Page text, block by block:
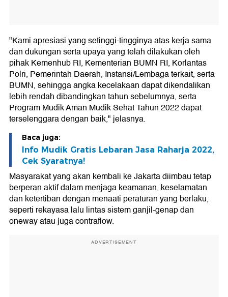
"Kami apresiasi yang setinggi-tingginya atas kerja sama
dan dukungan serta upaya yang telah dilakukan oleh
pihak Kemenhub RI, Kementerian BUMN RI, Korlantas
Polri, Pemerintah Daerah, Instansi/Lembaga terkait, serta
BUMN, sehingga angka kecelakaan dapat dikendalikan
lebih rendah dibandingkan tahun sebelumnya, serta
Program Mudik Aman Mudik Sehat Tahun 2022 dapat
terselenggara dengan baik," jelasnya.
Baca juga:
Info Mudik Gratis Lebaran Jasa Raharja 2022,
Cek Syaratnya!
Masyarakat yang akan kembali ke Jakarta diimbau tetap
berperan aktif dalam menjaga keamanan, keselamatan
dan ketertiban dengan menaati peraturan yang berlaku,
seperti rekayasa lalu lintas sistem ganjil-genap dan
oneway atau juga contraflow.
ADVERTISEMENT